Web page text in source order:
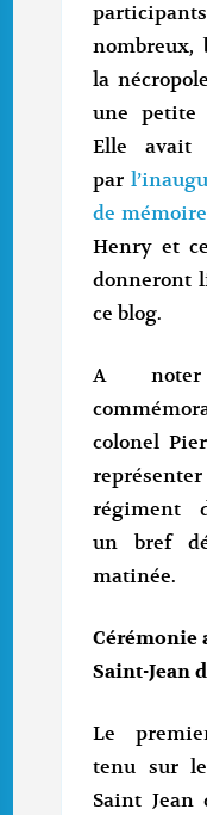
nombreux,
la
une petite
Elle avait
par
de mémoire
Henry et
donneront
ce blog.
A
colonel
régiment
un bref
matinée.
Cérémonie
Saint-Jean
Le
tenu sur
Saint Jean